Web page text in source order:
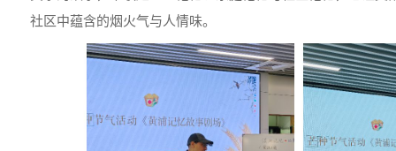
社区中蕴含的烟火气与人情味。